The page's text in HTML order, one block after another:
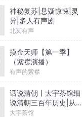
神秘复苏|悬疑惊悚|灵
异|多人有声剧
北冥有声
摸金天师【第一季】
（紫襟演播）
有声的紫襟
话说清朝丨大宇茶馆细
说清朝三百年历史|从努
尔哈赤到末代皇帝溥仪|
大宇茶馆